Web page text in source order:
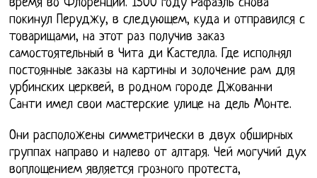
время во Флоренции. 1500 году Рафаэль снова
покинул Перуджу, в следующем, куда и отправился с
товарищами, на этот раз получив заказ
самостоятельный в Чита ди Кастелла. Где исполнял
постоянные заказы на картины и золочение рам для
урбинских церквей, в родном городе Джованни
Санти имел свои мастерские улице на дель Монте.
Они расположены симметрически в двух обширных
группах направо и налево от алтаря. Чей могучий дух
воплощением является грозного протеста,